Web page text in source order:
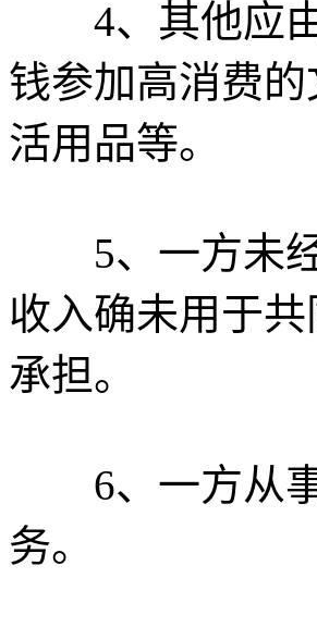
4、其他应由
钱参加高消费
活用品等。
5、一方未经
收入确未用于
承担。
6、一方从事
务。